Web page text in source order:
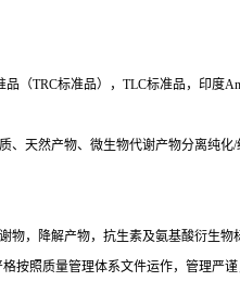
TRC标准品），TLC标准品，印度
天然产物、微生物代谢产物分离纯化/
物，降解产物，抗生素及氨基酸衍生
按照质量管理体系文件运作，管理严